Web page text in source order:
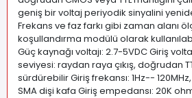
geniş bir voltaj periyodik sinyalini
Frekans ve faz farkı gibi zaman alanı
koşullandırma modülü olarak
Güç kaynağı voltajı: 2.7-5VDC Giriş
seviyesi: raydan raya çıkış, doğrudan
sürdürebilir Giriş frekansı: 1Hz--
SMA dişi kafa Giriş empedansı: 20K